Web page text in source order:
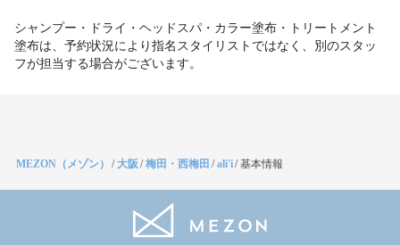
シャンプー・ドライ・ヘッドスパ・カラー塗布・トリートメント
塗布は、予約状況により指名スタイリストではなく、別のスタッ
フが担当する場合がございます。
MEZON（メゾン） /大阪 /梅田・西梅田 /ali'i/基本情報